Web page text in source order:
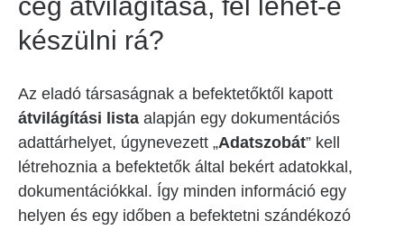
készülni rá?
Az eladó társaságnak a befektetőktől kapott
átvilágítási lista alapján egy dokumentációs
adattárhelyet, úgynevezett „Adatszobát” kell
létrehoznia a befektetők által bekért adatokkal,
dokumentációkkal. Így minden információ egy
helyen és egy időben a befektetni szándékozó